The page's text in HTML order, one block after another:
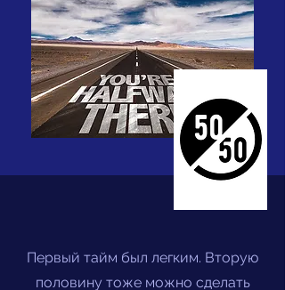
Первый тайм был легким. Вторую
половину тоже можно сделать